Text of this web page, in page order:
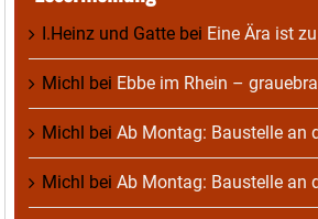
I.Heinz und Gatte bei Eine Ära ist
Michl bei Ebbe im Rhein –
Michl bei Ab Montag: Baustelle an
Michl bei Ab Montag: Baustelle an